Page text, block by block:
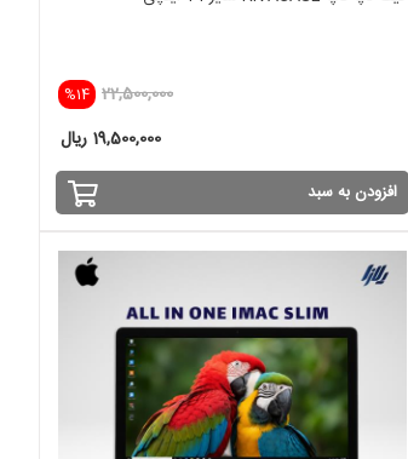
%14 22,500,000
19,500,000 ریال
افزودن به سبد